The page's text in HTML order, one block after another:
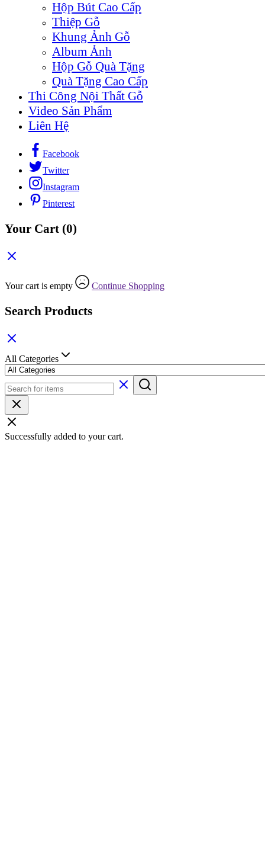
Hộp Bút Cao Cấp
Thiệp Gỗ
Khung Ảnh Gỗ
Album Ảnh
Hộp Gỗ Quà Tặng
Quà Tặng Cao Cấp
Thi Công Nội Thất Gỗ
Video Sản Phẩm
Liên Hệ
Facebook
Twitter
Instagram
Pinterest
Your Cart (0)
Your cart is empty Continue Shopping
Search Products
All Categories
Successfully added to your cart.